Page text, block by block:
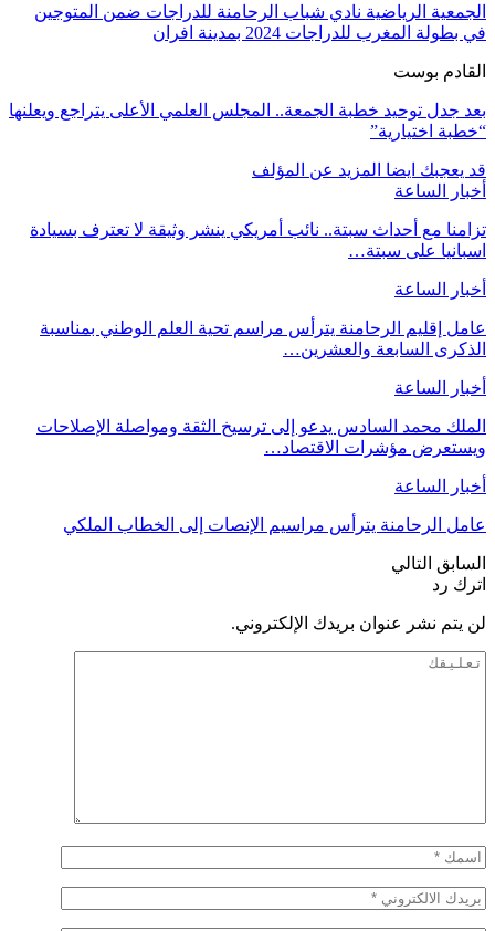
الجمعية الرياضية نادي شباب الرحامنة للدراجات ضمن المتوجين
في بطولة المغرب للدراجات 2024 بمدينة افران
القادم بوست
بعد جدل توحيد خطبة الجمعة.. المجلس العلمي الأعلى يتراجع ويعلنها
“خطبة اختيارية”
قد يعجبك ايضا المزيد عن المؤلف
أخبار الساعة
تزامنا مع أحداث سبتة.. نائب أمريكي ينشر وثيقة لا تعترف بسيادة
اسبانيا على سبتة…
أخبار الساعة
عامل إقليم الرحامنة يترأس مراسم تحية العلم الوطني بمناسبة
الذكرى السابعة والعشرين…
أخبار الساعة
الملك محمد السادس يدعو إلى ترسيخ الثقة ومواصلة الإصلاحات
ويستعرض مؤشرات الاقتصاد…
أخبار الساعة
عامل الرحامنة يترأس مراسيم الإنصات إلى الخطاب الملكي
السابق التالي
اترك رد
لن يتم نشر عنوان بريدك الإلكتروني.